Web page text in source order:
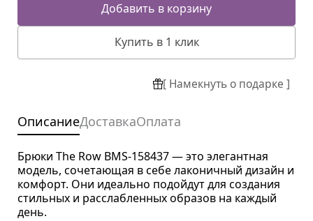
Добавить в корзину
Купить в 1 клик
[ Намекнуть о подарке ]
ОписаниеДоставкаОплата
Брюки The Row BMS-158437 — это элегантная
модель, сочетающая в себе лаконичный дизайн и
комфорт. Они идеально подойдут для создания
стильных и расслабленных образов на каждый
день.